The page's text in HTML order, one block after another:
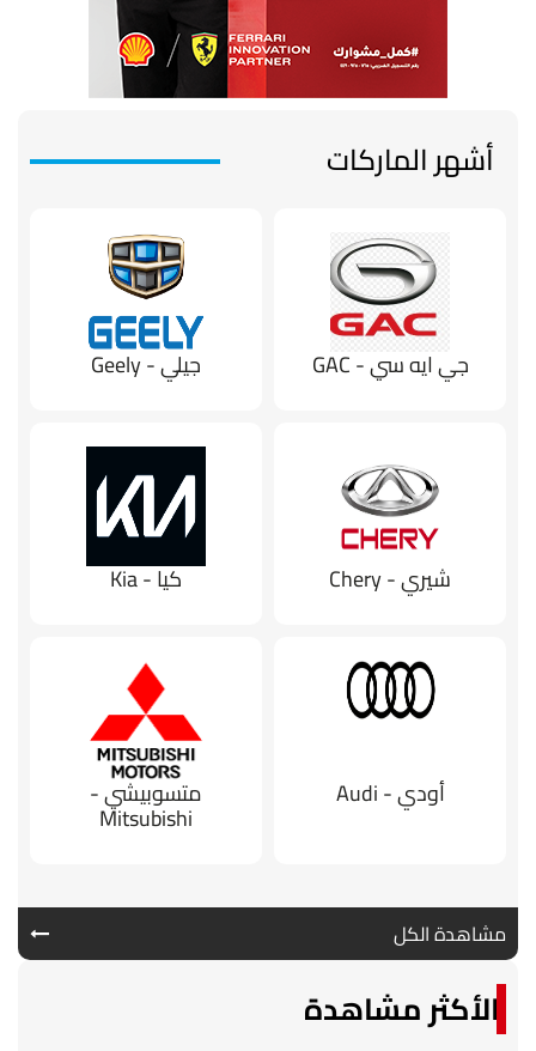
أشهر الماركات
جي ايه سي - GAC جيلي - Geely
شيري - Chery كيا - Kia
أودي - Audi متسوبيشي -
Mitsubishi
مشاهدة الكل
الأكثر مشاهدة